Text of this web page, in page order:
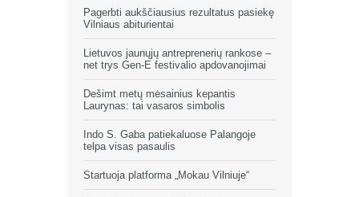
Pagerbti aukščiausius rezultatus pasiekę
Vilniaus abiturientai
Lietuvos jaunųjų antreprenerių rankose –
net trys Gen-E festivalio apdovanojimai
Dešimt metų mėsainius kepantis
Laurynas: tai vasaros simbolis
Indo S. Gaba patiekaluose Palangoje
telpa visas pasaulis
Startuoja platforma „Mokau Vilniuje“